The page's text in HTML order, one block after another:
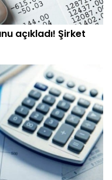
açıkladı! Şirket